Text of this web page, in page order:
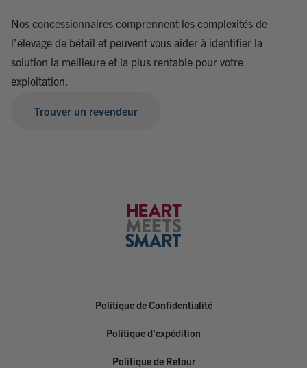
Nos concessionnaires comprennent les complexités de
l’élevage de bétail et peuvent vous aider à identifier la
solution la meilleure et la plus rentable pour votre
exploitation.
Trouver un revendeur
Politique de Confidentialité
Politique d’expédition
Politique de Retour